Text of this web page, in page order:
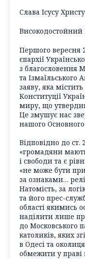
Слава Ісусу
Першого вересня
єпархії
з благословення
та
заяву, яка
Конституції
миру, що
Це змушує нас
нашого Основного
Відповідно до ст.
«громадяни
і свободи та є
«не може бути
за ознаками…
Натомість, за
та його прес-
області якимись
наділити лише
до Московського
католиків, яких
в Одесі та
обмежити у праві